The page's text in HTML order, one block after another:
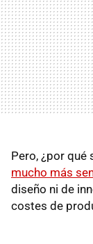
Pero, ¿por qué
mucho más
diseño ni de
costes de